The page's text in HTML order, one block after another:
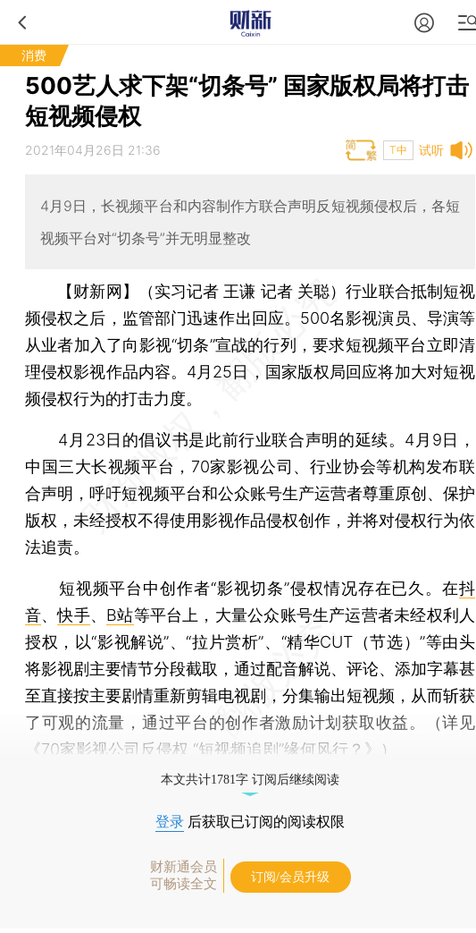
消费
500艺人求下架“切条号” 国家版权局将打击
短视频侵权
试听
2021年04月26日 21:36 T中
4月9日，长视频平台和内容制作方联合声明反短视频侵权后，各短
视频平台对“切条号”并无明显整改
【财新网】（实习记者 王谦 记者 关聪）行业联合抵制短视
频侵权之后，监管部门迅速作出回应。500名影视演员、导演等
从业者加入了向影视“切条”宣战的行列，要求短视频平台立即清
理侵权影视作品内容。4月25日，国家版权局回应将加大对短视
频侵权行为的打击力度。
4月23日的倡议书是此前行业联合声明的延续。4月9日，
中国三大长视频平台，70家影视公司、行业协会等机构发布联
合声明，呼吁短视频平台和公众账号生产运营者尊重原创、保护
版权，未经授权不得使用影视作品侵权创作，并将对侵权行为依
法追责。
短视频平台中创作者“影视切条”侵权情况存在已久。在抖
音、快手、 B站等平台上，大量公众账号生产运营者未经权利人
授权，以“影视解说”、“拉片赏析”、“精华CUT（节选）”等由头
将影视剧主要情节分段截取，通过配音解说、评论、添加字幕甚
至直接按主要剧情重新剪辑电视剧，分集输出短视频，从而斩获
了可观的流量，通过平台的创作者激励计划获取收益。（详见
《70家影视公司反侵权 “短视频追剧”缘何风行？ 》）
本文共计1781字 订阅后继续阅读
登录 后获取已订阅的阅读权限
财新通会员
可畅读全文
订阅/会员升级